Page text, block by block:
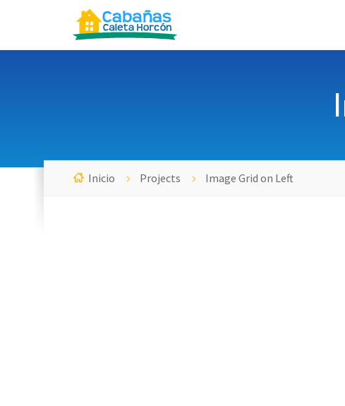
Inicio Projects Image Grid on Left